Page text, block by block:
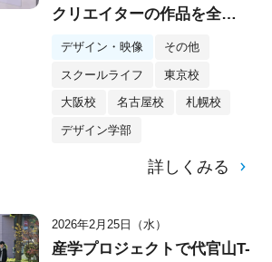
クリエイターの作品を全国
展開！
デザイン・映像 その他
スクールライフ 東京校
大阪校 名古屋校 札幌校
デザイン学部
詳しくみる
2026年2月25日（水）
産学プロジェクトで代官山T-